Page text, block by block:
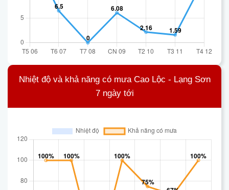
Nhiệt độ và khả năng có mưa Cao Lộc - Lạng Sơn
7 ngày tới